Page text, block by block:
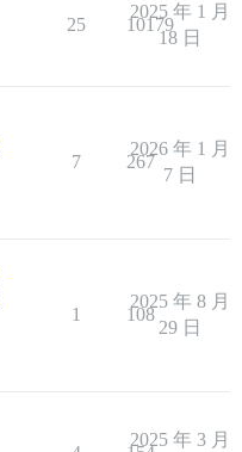
25 10179
2025 年 1 月
18 日
7 267
2026 年 1 月
7 日
1 108
2025 年 8 月
29 日
2025 年 3 月